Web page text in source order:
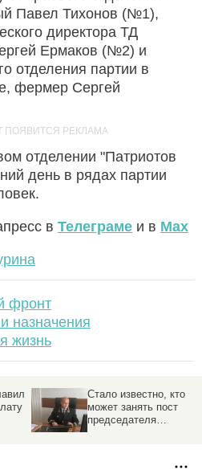
Павел Тихонов (№1),
директора ТД
Ермаков (№2) и
отделения партии в
фермер Сергей
отделении "Патриотов
день в рядах партии
в Телеграме и в Max
фронт
назначения
жизнь
Стало известно, кто
может занять пост
председателя